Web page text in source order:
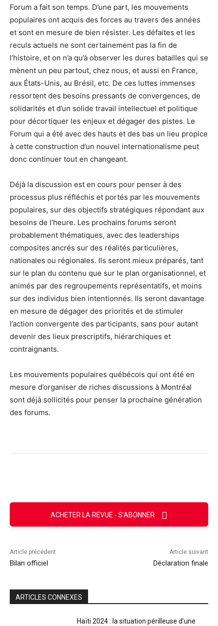
Forum a fait son temps. D’une part, les mouvements
populaires ont acquis des forces au travers des années
et sont en mesure de bien résister. Les défaites et les
reculs actuels ne sont certainement pas la fin de
l’histoire, et on n’a qu’à observer les dures batailles qui se
mènent un peu partout, chez nous, et aussi en France,
aux États-Unis, au Brésil, etc. De ces luttes immenses
ressortent des besoins pressants de convergences, de
solidarités et d’un solide travail intellectuel et politique
pour décortiquer les enjeux et dégager des pistes. Le
Forum qui a été avec des hauts et des bas un lieu propice
à cette construction d’un nouvel internationalisme peut
donc continuer tout en changeant.
Déjà la discussion est en cours pour penser à des
processus plus réfléchis et portés par les mouvements
populaires, sur des objectifs stratégiques répondant aux
besoins de l’heure. Les prochains forums seront
probablement thématiques, avec des leaderships
composites ancrés sur des réalités particulières,
nationales ou régionales. Ils seront mieux préparés, tant
sur le plan du contenu que sur le plan organisationnel, et
animés par des regroupements représentatifs, et moins
sur des individus bien intentionnés. Ils seront davantage
en mesure de dégager des priorités et de stimuler
l’action convergente des participants, sans pour autant
devenir des lieux prescriptifs, hiérarchiques et
contraignants.
Les mouvements populaires québécois qui ont été en
mesure d’organiser de riches discussions à Montréal
sont déjà sollicités pour penser la prochaine génération
des forums.
ACHETER LA REVUE - S'ABONNER
Article précédent
Bilan officiel
Article suivant
Déclaration finale
ARTICLES CONNEXES
Haïti 2024 : la situation périlleuse d’une